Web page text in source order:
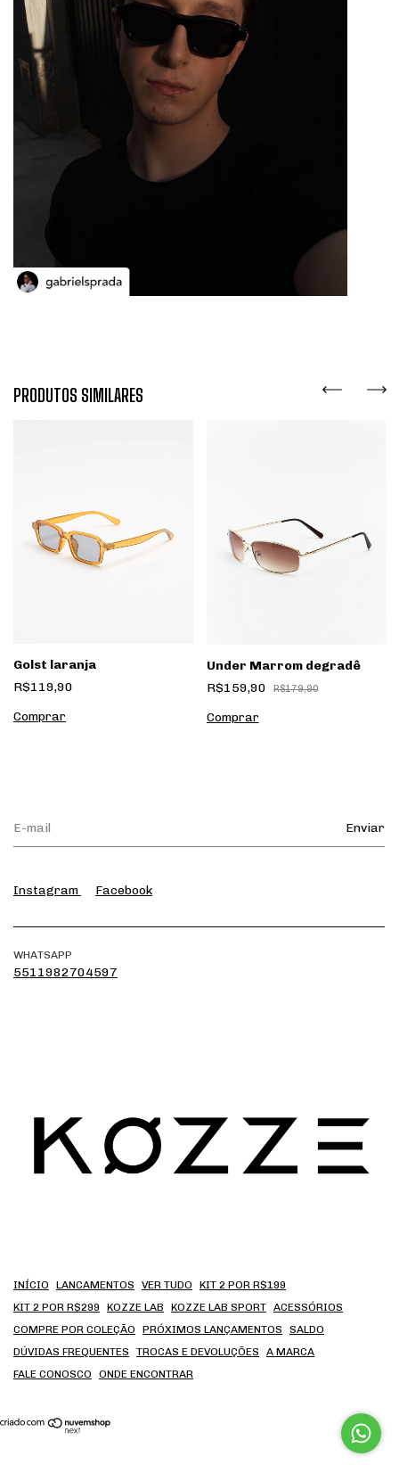
PRODUTOS SIMILARES
Golst laranja
R$119,90
Under Marrom degradê
R$159,90
R$179,90
Instagram Facebook
WHATSAPP
5511982704597
INÍCIO LANCAMENTOS VER TUDO
KIT 2 POR R$199
KIT 2 POR R$299
KOZZE LAB KOZZE LAB SPORT ACESSÓRIOS
COMPRE POR COLEÇÃO
PRÓXIMOS LANÇAMENTOS
SALDO
DÚVIDAS FREQUENTES
TROCAS E DEVOLUÇÕES
A MARCA
FALE CONOSCO
ONDE ENCONTRAR